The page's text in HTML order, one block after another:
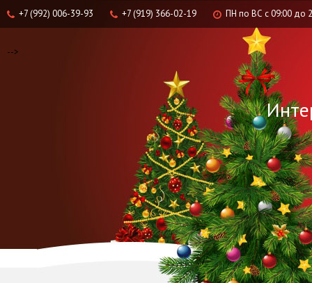
+7 (992) 006-39-93 +7 (919) 366-02-19 ПН по ВС с 09:00 до
-->